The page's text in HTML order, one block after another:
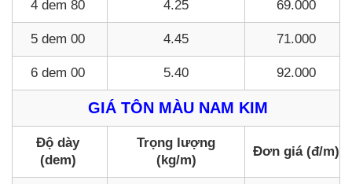
4 dem 80 4.25 69.000
5 dem 00 4.45 71.000
6 dem 00 5.40 92.000
GIÁ TÔN MÀU NAM KIM
Độ dày
(dem)
Trọng lượng
(kg/m)
Đơn giá (đ/m)